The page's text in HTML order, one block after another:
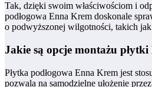
Tak, dzięki swoim właściwościom i
podłogowa Enna Krem doskonale
o podwyższonej wilgotności, takich jak
Jakie są opcje montażu
Płytka podłogowa Enna Krem jest
pozwala na samodzielne ułożenie